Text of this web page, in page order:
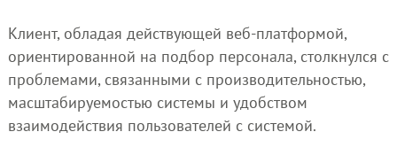
Клиент, обладая действующей веб-платформой,
ориентированной на подбор персонала, столкнулся с
проблемами, связанными с производительностью,
масштабируемостью системы и удобством
взаимодействия пользователей с системой.